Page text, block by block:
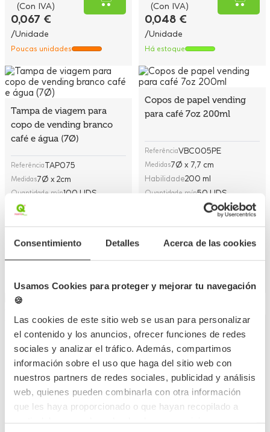
Consentimiento Detalles Acerca de las cookies
Usamos Cookies para proteger y mejorar tu navegación
🍪
Las cookies de este sitio web se usan para personalizar
el contenido y los anuncios, ofrecer funciones de redes
sociales y analizar el tráfico. Además, compartimos
información sobre el uso que haga del sitio web con
nuestros partners de redes sociales, publicidad y análisis
web, quienes pueden combinarla con otra información
que les haya proporcionado o que hayan recopilado a
(Con IVA)
0,067 €
/Unidade
Poucas unidades
(Con IVA)
0,048 €
/Unidade
Há estoque
Tampa de viagem para
copo de vending branco
café e água (7Ø)
ReferênciaTAP075
Medidas7Ø x 2cm
Quantidade mín100 UDS
3,99 €
0,040 €
/Unidade
Copos de papel vending
para café 7oz 200ml
ReferênciaVBC005PE
Medidas7Ø x 7,7 cm
Habilidade200 ml
Quantidade mín50 UDS
0,035 €
/Unidade
Tampa branca para copo
de café de máquina de
venda automática (7Ø)
Copos de café de cartão
ECO kraft Green Line
ReferênciaVBC015
Medidas:9,1cm
Capacidade 240ml
Quantidade mín50 UDS